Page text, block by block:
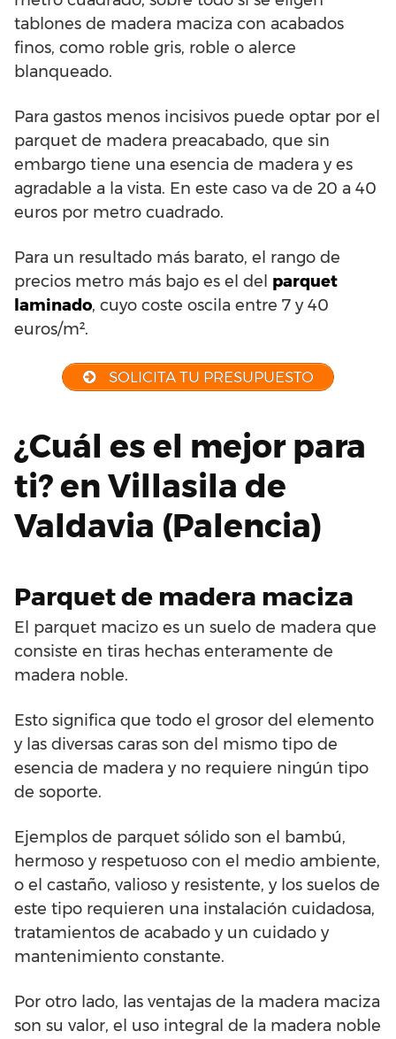
tablones de madera maciza con acabados
finos, como roble gris, roble o alerce
blanqueado.
Para gastos menos incisivos puede optar por el
parquet de madera preacabado, que sin
embargo tiene una esencia de madera y es
agradable a la vista. En este caso va de 20 a 40
euros por metro cuadrado.
Para un resultado más barato, el rango de
precios metro más bajo es el del parquet
laminado, cuyo coste oscila entre 7 y 40
euros/m².
SOLICITA TU PRESUPUESTO
¿Cuál es el mejor para
ti? en Villasila de
Valdavia (Palencia)
Parquet de madera maciza
El parquet macizo es un suelo de madera que
consiste en tiras hechas enteramente de
madera noble.
Esto significa que todo el grosor del elemento
y las diversas caras son del mismo tipo de
esencia de madera y no requiere ningún tipo
de soporte.
Ejemplos de parquet sólido son el bambú,
hermoso y respetuoso con el medio ambiente,
o el castaño, valioso y resistente, y los suelos de
este tipo requieren una instalación cuidadosa,
tratamientos de acabado y un cuidado y
mantenimiento constante.
Por otro lado, las ventajas de la madera maciza
son su valor, el uso integral de la madera noble